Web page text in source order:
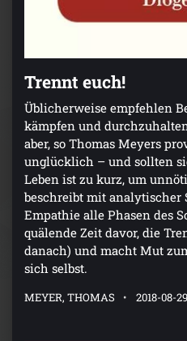
Trennt euch!
Üblicherweise empfehlen
kämpfen und
aber, so Thomas Meyers
unglücklich – und sollten
Leben ist zu kurz, um
beschreibt mit analytischer
Empathie alle Phasen des
quälende Zeit davor, die
danach) und macht Mut
sich selbst.
MEYER, THOMAS 2018-08-29